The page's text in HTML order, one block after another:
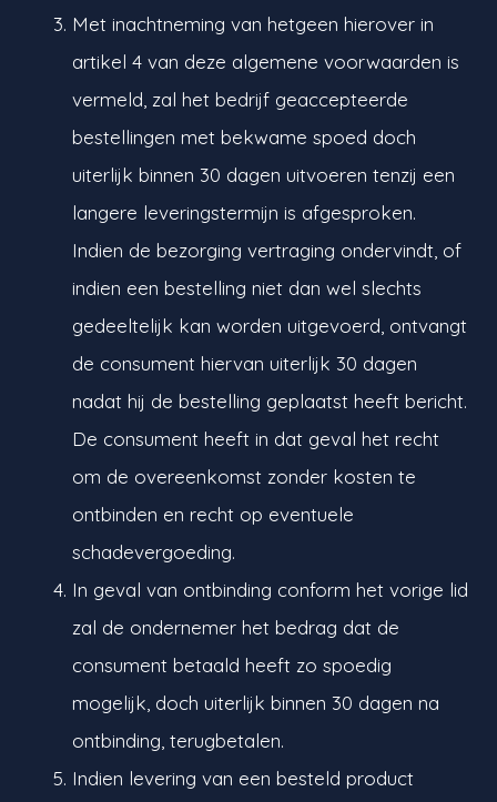
Met inachtneming van hetgeen hierover in
artikel 4 van deze algemene voorwaarden is
vermeld, zal het bedrijf geaccepteerde
bestellingen met bekwame spoed doch
uiterlijk binnen 30 dagen uitvoeren tenzij een
langere leveringstermijn is afgesproken.
Indien de bezorging vertraging ondervindt, of
indien een bestelling niet dan wel slechts
gedeeltelijk kan worden uitgevoerd, ontvangt
de consument hiervan uiterlijk 30 dagen
nadat hij de bestelling geplaatst heeft bericht.
De consument heeft in dat geval het recht
om de overeenkomst zonder kosten te
ontbinden en recht op eventuele
schadevergoeding.
In geval van ontbinding conform het vorige lid
zal de ondernemer het bedrag dat de
consument betaald heeft zo spoedig
mogelijk, doch uiterlijk binnen 30 dagen na
ontbinding, terugbetalen.
Indien levering van een besteld product